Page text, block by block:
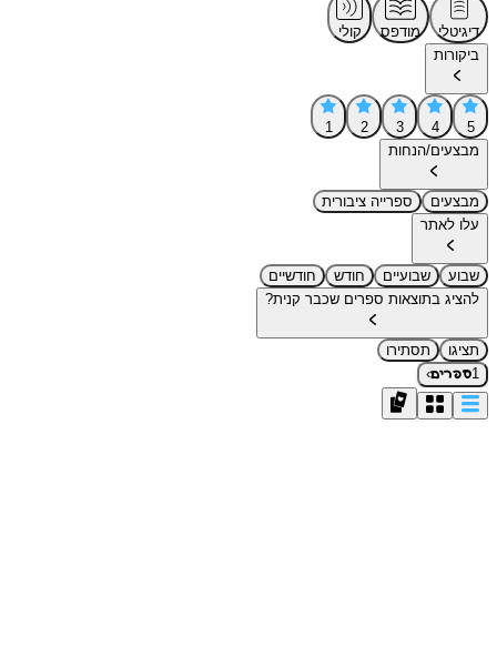
דיגיטלי מודפס
קולי
ביקורות
5
4
3
2
1
מבצעים/הנחות
מבצעים
ספרייה ציבורית
עלו לאתר
שבוע שבועיים חודש
חודשיים
להציג בתוצאות ספרים שכבר קנית?
תציגו
תסתירו
1ספרים›